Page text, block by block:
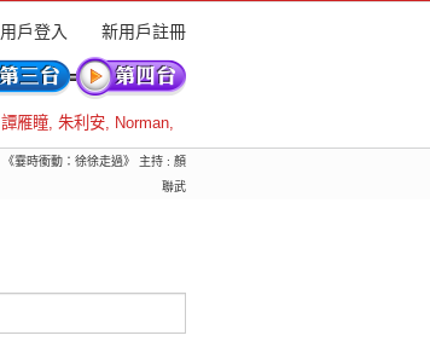
用戶登入 新用戶註冊
譚雁瞳, 朱利安, Norman,
《霎時衝動：徐徐走過》 主持 : 顏
聯武